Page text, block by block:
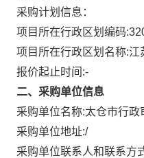
采购计划信息：
项目所在行政区划编码:
项目所在行政区划名称:江
报价起止时间:-
二、采购单位信息
采购单位名称:太仓市行政
采购单位地址:/
采购单位联系人和联系方